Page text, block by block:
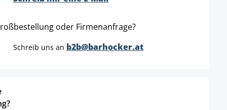
oder Firmenanfrage?
Schreib uns an b2b@barhocker.at